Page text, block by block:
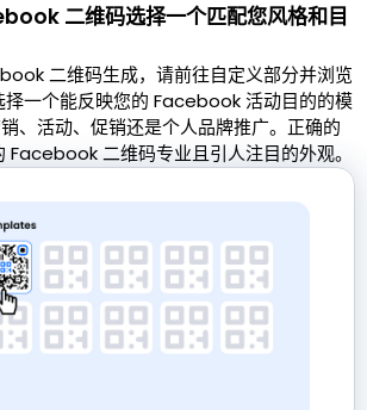
二维码选择一个匹配您风格和目
二维码生成，请前往自定义部分并浏览
择一个能反映您的 Facebook 活动目的的模
、活动、促销还是个人品牌推广。正确的
Facebook 二维码专业且引人注目的外观。